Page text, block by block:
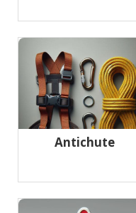
Antichute